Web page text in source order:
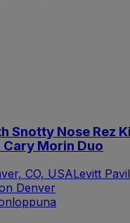
Snotty Nose Rez
Morin Duo
CO, USALevitt
Denver